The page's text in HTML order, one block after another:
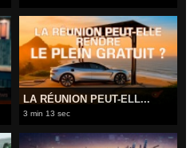
​LA RÉUNION PEUT-ELL...
3 min 13 sec